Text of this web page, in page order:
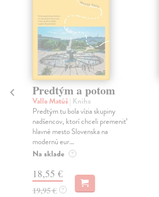
Predtým a potom
Vallo Matúš| Kniha
Predtým tu bola vízia skupiny
nadšencov, ktorí chceli premeniť
hlavné mesto Slovenska na
modernú eur...
Na sklade ?
18,55 €
19,95 € ?